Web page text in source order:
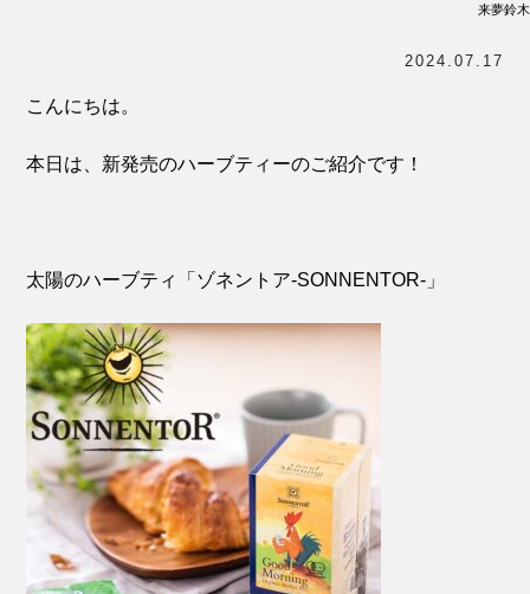
来夢鈴木
2024.07.17
こんにちは。
本日は、新発売のハーブティーのご紹介です！
太陽のハーブティ「ゾネントア-SONNENTOR-」